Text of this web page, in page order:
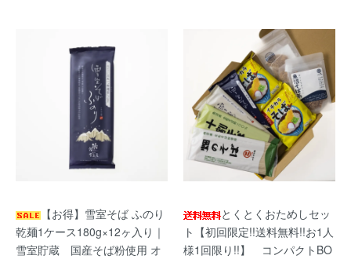
【お得】雪室そば ふのり
乾麺1ケース180g×12ヶ入り｜
雪室貯蔵 国産そば粉使用 オ
とくとくおためしセッ
ト【初回限定!!送料無料!!お1人
様1回限り!!】 コンパクトBO